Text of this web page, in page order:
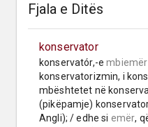
Fjala e Ditës
konservator
konservatór,-e mbiemër
konservatorizmin, i
mbështetet në
(pikëpamje)
Angli); / edhe si emër,